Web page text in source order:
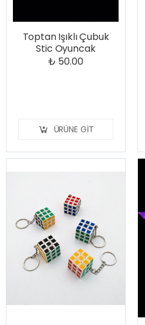
Toptan Işıklı Çubuk
Stic Oyuncak
₺ 50.00
ÜRÜNE GIT